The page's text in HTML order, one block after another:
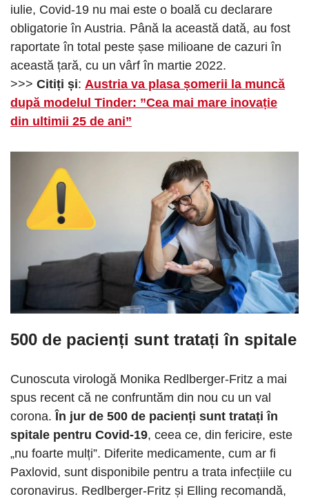
iulie, Covid-19 nu mai este o boală cu declarare
obligatorie în Austria. Până la această dată, au fost
raportate în total peste șase milioane de cazuri în
această țară, cu un vârf în martie 2022.
>>> Citiți și: Austria va plasa șomerii la muncă
după modelul Tinder: ”Cea mai mare inovație
din ultimii 25 de ani”
500 de pacienți sunt tratați în spitale
Cunoscuta virologă Monika Redlberger-Fritz a mai
spus recent că ne confruntăm din nou cu un val
corona.În jur de 500 de pacienți sunt tratați în
spitale pentru Covid-19, ceea ce, din fericire, este
„nu foarte mulți”. Diferite medicamente, cum ar fi
Paxlovid, sunt disponibile pentru a trata infecțiile cu
coronavirus. Redlberger-Fritz și Elling recomandă,